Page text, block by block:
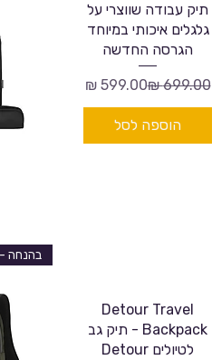
תיק עבודה שווצרי על
גלגלים איכותי במיוחד
הגרסה החדשה
מחיר רגיל
‏699.00 ‏₪ מחיר מבצע‏599.00 ‏₪
הוספה לסל
Detour Travel
Backpack - תיק גב
לטיולים Detour